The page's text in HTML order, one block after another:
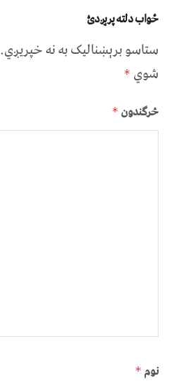
ځواب دلته پرېږدئ
ستاسو برېښناليک به نه خپريږي.
شوي *
څرگندون *
نوم *